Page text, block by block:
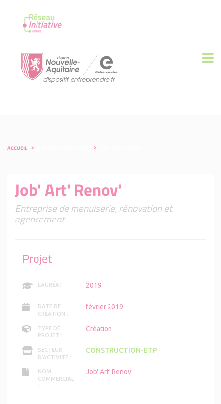
ACCUEIL
Job' Art' Renov'
Entreprise de menuiserie, rénovation et
agencement
Projet
LAURÉAT : 2019
DATE DE
CRÉATION :
février 2019
TYPE DE
PROJET :
Création
SECTEUR
D'ACTIVITÉ :
CONSTRUCTION-BTP
NOM
COMMERCIAL
:
Job' Art' Renov'